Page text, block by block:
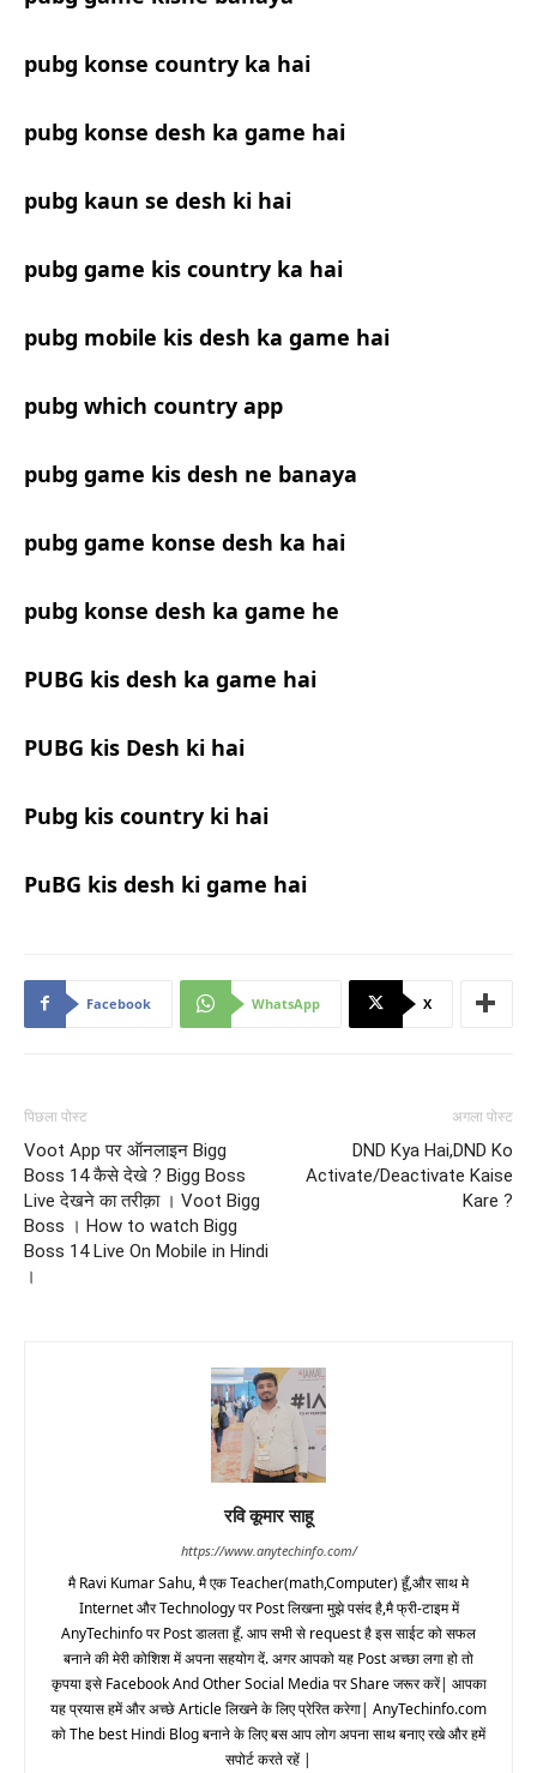
pubg konse country ka hai
pubg konse desh ka game hai
pubg kaun se desh ki hai
pubg game kis country ka hai
pubg mobile kis desh ka game hai
pubg which country app
pubg game kis desh ne banaya
pubg game konse desh ka hai
pubg konse desh ka game he
PUBG kis desh ka game hai
PUBG kis Desh ki hai
Pubg kis country ki hai
PuBG kis desh ki game hai
Facebook WhatsApp X
पिछला पोस्ट
Voot App पर ऑनलाइन Bigg
Boss 14 कैसे देखे ? Bigg Boss
Live देखने का तरीक़ा । Voot Bigg
Boss । How to watch Bigg
Boss 14 Live On Mobile in Hindi
।
अगला पोस्ट
DND Kya Hai,DND Ko
Activate/Deactivate Kaise
Kare ?
रवि कूमार साहू
https://www.anytechinfo.com/
मै Ravi Kumar Sahu, मै एक Teacher(math,Computer) हूँ,और साथ मे
Internet और Technology पर Post लिखना मुझे पसंद है,मै फ्री-टाइम में
AnyTechinfo पर Post डालता हूँ. आप सभी से request है इस साईट को सफल
बनाने की मेरी कोशिश में अपना सहयोग दें. अगर आपको यह Post अच्छा लगा हो तो
कृपया इसे Facebook And Other Social Media पर Share जरूर करें| आपका
यह प्रयास हमें और अच्छे Article लिखने के लिए प्रेरित करेगा| AnyTechinfo.com
को The best Hindi Blog बनाने के लिए बस आप लोग अपना साथ बनाए रखे और हमें
सपोर्ट करते रहें |